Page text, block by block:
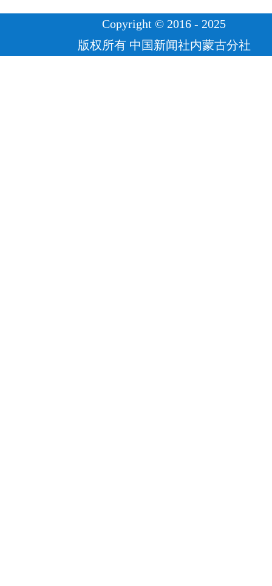
Copyright © 2016 - 2025
版权所有 中国新闻社内蒙古分社